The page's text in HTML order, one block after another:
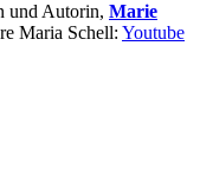
und Autorin, Marie
Maria Schell: Youtube